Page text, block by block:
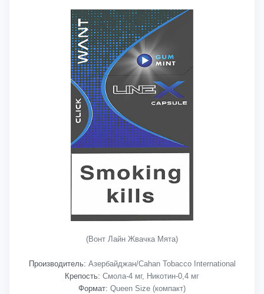
(Вонт Лайн Жвачка Мята)
Производитель: Азербайджан/Cahan Tobacco International
Крепость: Смола-4 мг, Никотин-0,4 мг
Формат: Queen Size (компакт)